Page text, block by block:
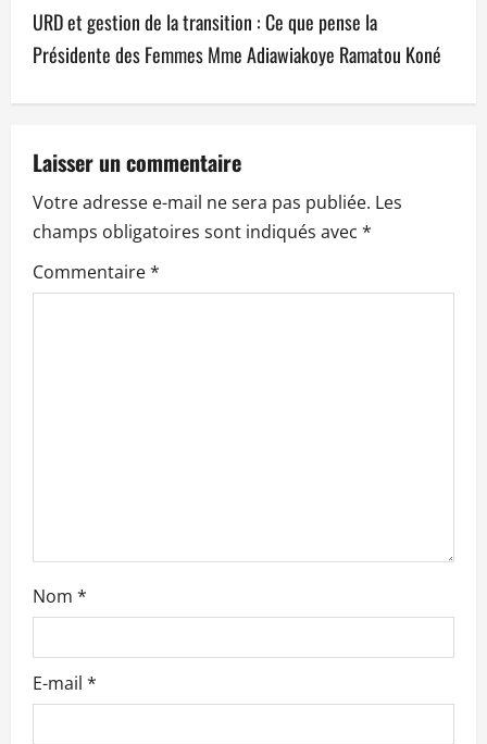
i
g
t
i
o
n
i
c
l
e
URD et gestion de la transition : Ce que pense la
Présidente des Femmes Mme Adiawiakoye Ramatou Koné
Laisser un commentaire
Votre adresse e-mail ne sera pas publiée. Les
champs obligatoires sont indiqués avec *
Commentaire*
Nom *
E-mail *